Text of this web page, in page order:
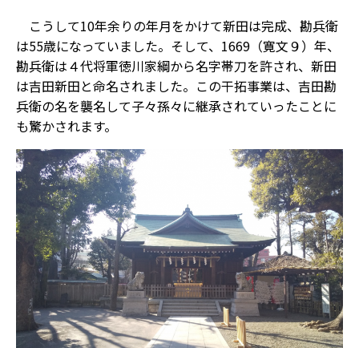
こうして10年余りの年月をかけて新田は完成、勘兵衛
は55歳になっていました。そして、1669（寛文９）年、
勘兵衛は４代将軍徳川家綱から名字帯刀を許され、新田
は吉田新田と命名されました。この干拓事業は、吉田勘
兵衛の名を襲名して子々孫々に継承されていったことに
も驚かされます。